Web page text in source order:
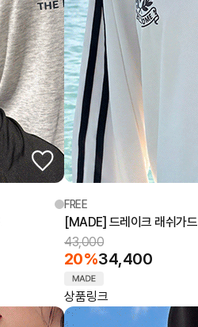
FREE
[MADE] 드레이크 래쉬가드
43,000
20%34,400
상품링크